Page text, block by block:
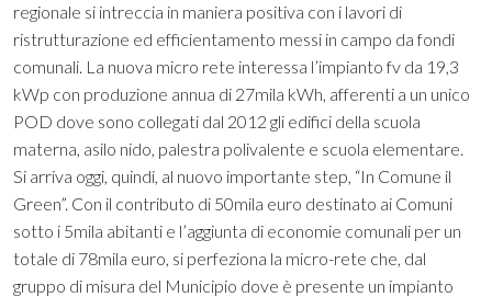
regionale si intreccia in maniera positiva con i lavori di
ristrutturazione ed efficientamento messi in campo da fondi
comunali. La nuova micro rete interessa l’impianto fv da 19,3
kWp con produzione annua di 27mila kWh, afferenti a un unico
POD dove sono collegati dal 2012 gli edifici della scuola
materna, asilo nido, palestra polivalente e scuola elementare.
Si arriva oggi, quindi, al nuovo importante step, “In Comune il
Green”. Con il contributo di 50mila euro destinato ai Comuni
sotto i 5mila abitanti e l’aggiunta di economie comunali per un
totale di 78mila euro, si perfeziona la micro-rete che, dal
gruppo di misura del Municipio dove è presente un impianto